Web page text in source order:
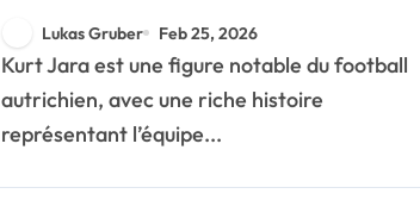
Participations aux tournois,
Héritage
Lukas Gruber Feb 25, 2026
Kurt Jara est une figure notable du football
autrichien, avec une riche histoire
représentant l’équipe...